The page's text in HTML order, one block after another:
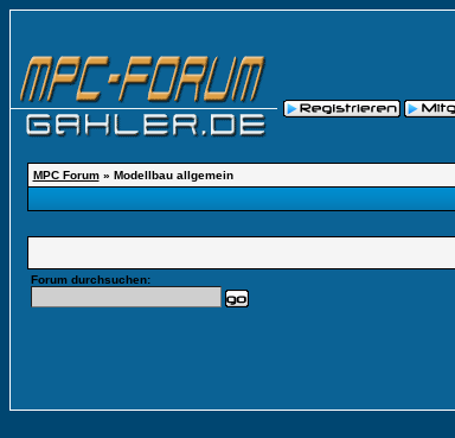
MPC Forum» Modellbau allgemein
Forum durchsuchen: